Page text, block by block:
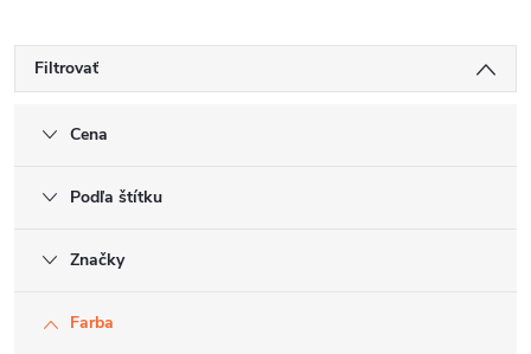
Filtrovať
Cena
Podľa štítku
Značky
Farba